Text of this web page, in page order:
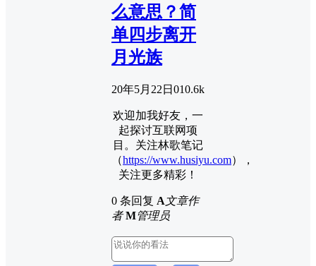
么意思？简
单四步离开
月光族
20年5月22日 010.6k
欢迎加我好友，一
起探讨互联网项
目。关注林歌笔记
（https://www.husiyu.com），
关注更多精彩！
0 条回复 A文章作
者 M管理员